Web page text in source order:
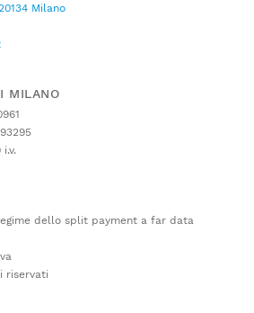
Milano
MILANO
dello split payment a far data
riservati